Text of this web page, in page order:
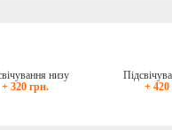
низу
+ 320 грн.
+ 420